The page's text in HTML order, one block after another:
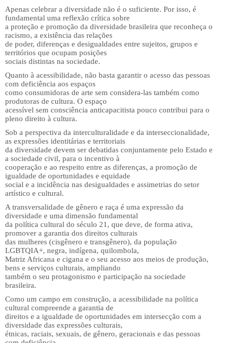
Apenas celebrar a diversidade não é o suficiente. Por isso, é
fundamental uma reflexão crítica sobre
a proteção e promoção da diversidade brasileira que reconheça o
racismo, a existência das relações
de poder, diferenças e desigualdades entre sujeitos, grupos e
territórios que ocupam posições
sociais distintas na sociedade.
Quanto à acessibilidade, não basta garantir o acesso das pessoas
com deficiência aos espaços
como consumidoras de arte sem considera-las também como
produtoras de cultura. O espaço
acessível sem consciência anticapacitista pouco contribui para o
pleno direito à cultura.
Sob a perspectiva da interculturalidade e da interseccionalidade,
as expressões identitárias e territoriais
da diversidade devem ser debatidas conjuntamente pelo Estado e
a sociedade civil, para o incentivo à
cooperação e ao respeito entre as diferenças, a promoção de
igualdade de oportunidades e equidade
social e a incidência nas desigualdades e assimetrias do setor
artístico e cultural.
A transversalidade de gênero e raça é uma expressão da
diversidade e uma dimensão fundamental
da política cultural do século 21, que deve, de forma ativa,
promover a garantia dos direitos culturais
das mulheres (cisgênero e transgênero), da população
LGBTQIA+, negra, indígena, quilombola,
Matriz Africana e cigana e o seu acesso aos meios de produção,
bens e serviços culturais, ampliando
também o seu protagonismo e participação na sociedade
brasileira.
Como um campo em construção, a acessibilidade na política
cultural compreende a garantia de
direitos e a igualdade de oportunidades em intersecção com a
diversidade das expressões culturais,
étnicas, raciais, sexuais, de gênero, geracionais e das pessoas